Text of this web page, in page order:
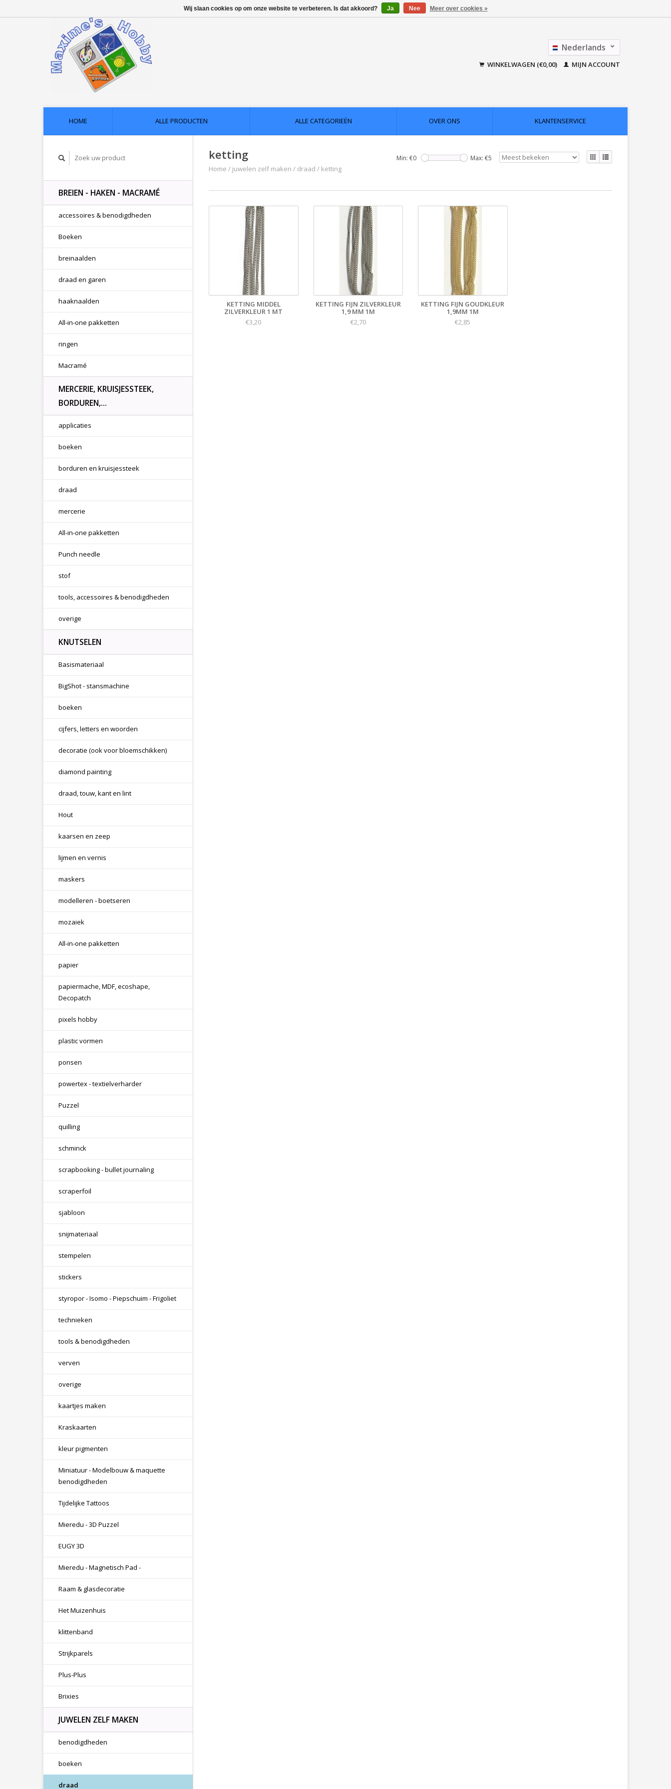
Nederlands
Français
WINKELWAGEN (€0,00) MIJN ACCOUNT
HOME ALLE PRODUCTEN ALLE CATEGORIEËN OVER ONS KLANTENSERVICE
BREIEN - HAKEN - MACRAMÉ
accessoires & benodigdheden
Boeken
breinaalden
draad en garen
haaknaalden
All-in-one pakketten
ringen
Macramé
MERCERIE, KRUISJESSTEEK,
BORDUREN,...
applicaties
boeken
borduren en kruisjessteek
draad
mercerie
All-in-one pakketten
Punch needle
stof
tools, accessoires & benodigdheden
overige
KNUTSELEN
Basismateriaal
BigShot - stansmachine
boeken
cijfers, letters en woorden
decoratie (ook voor bloemschikken)
diamond painting
draad, touw, kant en lint
Hout
kaarsen en zeep
lijmen en vernis
maskers
modelleren - boetseren
mozaiek
All-in-one pakketten
papier
papiermache, MDF, ecoshape,
Decopatch
pixels hobby
plastic vormen
ponsen
powertex - textielverharder
Puzzel
quilling
schminck
scrapbooking - bullet journaling
scraperfoil
sjabloon
snijmateriaal
stempelen
stickers
styropor - Isomo - Piepschuim - Frigoliet
technieken
tools & benodigdheden
verven
overige
kaartjes maken
Kraskaarten
kleur pigmenten
Miniatuur - Modelbouw & maquette
benodigdheden
Tijdelijke Tattoos
Mieredu - 3D Puzzel
EUGY 3D
Mieredu - Magnetisch Pad -
Raam & glasdecoratie
Het Muizenhuis
klittenband
Strijkparels
Plus-Plus
Brixies
JUWELEN ZELF MAKEN
benodigdheden
boeken
draad
ketting
Home / juwelen zelf maken / draad / ketting
Min: €0 Max: €5
KETTING MIDDEL
ZILVERKLEUR 1 MT
€3,20
KETTING FIJN ZILVERKLEUR
1,9 MM 1M
€2,70
KETTING FIJN GOUDKLEUR
1,9MM 1M
€2,85
Wij slaan cookies op om onze website te verbeteren. Is dat akkoord? Ja Nee Meer over cookies »